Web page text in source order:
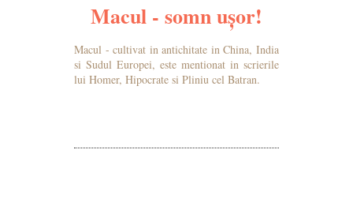
Macul - somn ușor!
Macul - cultivat in antichitate in China, India
si Sudul Europei, este mentionat in scrierile
lui Homer, Hipocrate si Pliniu cel Batran.